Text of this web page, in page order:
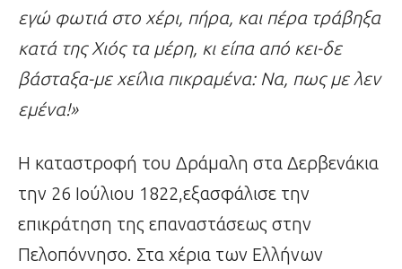
εγώ φωτιά στο χέρι, πήρα, και πέρα τράβηξα
κατά της Χιός τα μέρη, κι είπα από κει-δε
βάσταξα-με χείλια πικραμένα: Να, πως με λεν
εμένα!»
Η καταστροφή του Δράμαλη στα Δερβενάκια
την 26 Ιούλιου 1822,εξασφάλισε την
επικράτηση της επαναστάσεως στην
Πελοπόννησο. Στα χέρια των Ελλήνων